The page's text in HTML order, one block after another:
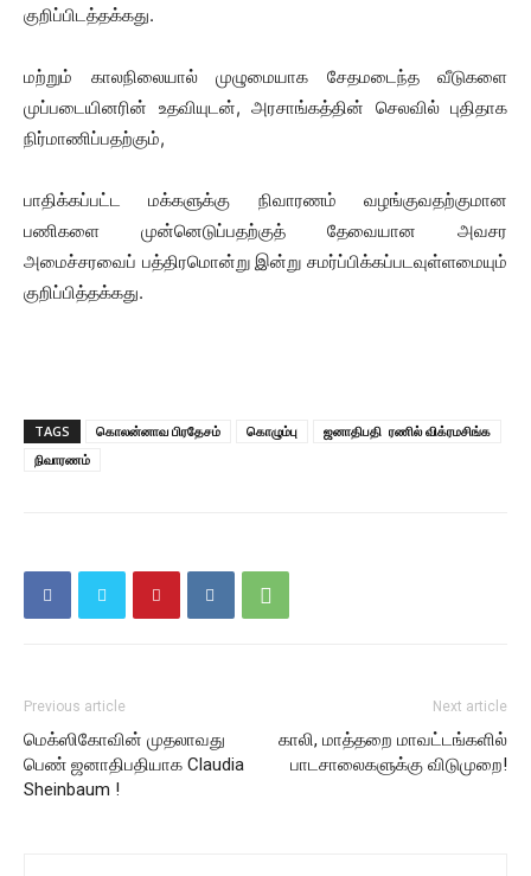
குறிப்பிடத்தக்கது.
மற்றும் காலநிலையால் முழுமையாக சேதமடைந்த வீடுகளை
முப்படையினரின் உதவியுடன், அரசாங்கத்தின் செலவில் புதிதாக
நிர்மாணிப்பதற்கும்,
பாதிக்கப்பட்ட மக்களுக்கு நிவாரணம் வழங்குவதற்குமான
பணிகளை முன்னெடுப்பதற்குத் தேவையான அவசர
அமைச்சரவைப் பத்திரமொன்று இன்று சமர்ப்பிக்கப்படவுள்ளமையும்
குறிப்பித்தக்கது.
TAGS கொலன்னாவ பிரதேசம் கொழும்பு
ஜனாதிபதி ரணில் விக்ரமசிங்க
நிவாரணம்
Previous article
மெக்ஸிகோவின் முதலாவது
பெண் ஜனாதிபதியாக Claudia
Sheinbaum !
Next article
காலி, மாத்தறை மாவட்டங்களில்
பாடசாலைகளுக்கு விடுமுறை!